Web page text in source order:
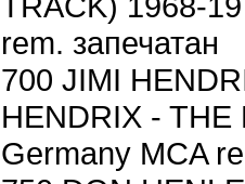
rem. запечатан
700 JIMI
HENDRIX -
Germany MCA